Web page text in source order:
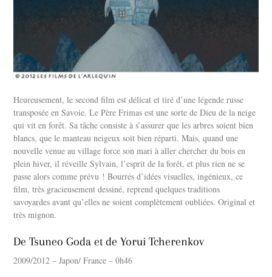
Heureusement, le second film est délicat et tiré d’une légende russe
transposée en Savoie. Le Père Frimas est une sorte de Dieu de la neige
qui vit en forêt. Sa tâche consiste à s’assurer que les arbres soient bien
blancs, que le manteau neigeux soit bien réparti. Mais, quand une
nouvelle venue au village force son mari à aller chercher du bois en
plein hiver, il réveille Sylvain, l’esprit de la forêt, et plus rien ne se
passe alors comme prévu ! Bourrés d’idées visuelles, ingénieux, ce
film, très gracieusement dessiné, reprend quelques traditions
savoyardes avant qu’elles ne soient complètement oubliées. Original et
très mignon.
De Tsuneo Goda et de Yorui Tcherenkov
2009/2012 – Japon/ France – 0h46